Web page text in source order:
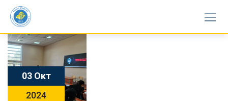
Skip
content
03 Окт
2024